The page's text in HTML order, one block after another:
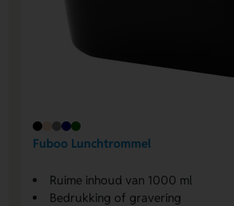
Fuboo Lunchtrommel
Ruime inhoud van 1000 ml
Bedrukking of gravering